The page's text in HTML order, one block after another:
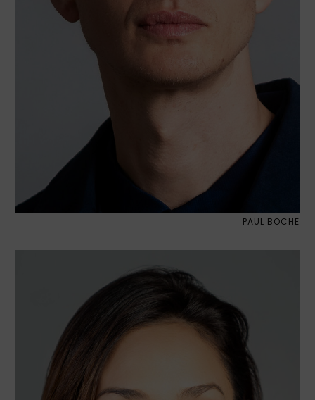
PAUL BOCHE